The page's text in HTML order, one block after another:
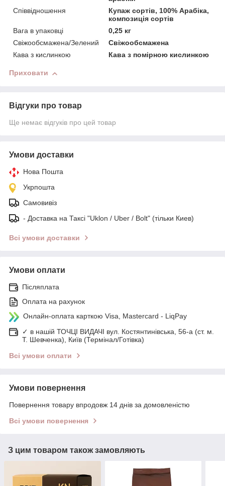
Співвідношення
Купаж сортів, 100% Арабіка,
композиція сортів
Вага в упаковці
0,25 кг
Свіжообсмажена/Зелений
Свіжообсмажена
Кава з кислинкою
Кава з помірною кислинкою
Приховати
Відгуки про товар
Ще немає відгуків про цей товар
Умови доставки
Нова Пошта
Укрпошта
Самовивіз
- Доставка на Таксі "Uklon / Uber / Bolt" (тільки Киев)
Всі умови доставки
Умови оплати
Післяплата
Оплата на рахунок
Онлайн-оплата карткою Visa, Mastercard - LiqPay
✓ в нашій ТОЧЦІ ВИДАЧІ вул. Костянтинівська, 56-а (ст. м.
Т. Шевченка), Київ (Термінал/Готівка)
Всі умови оплати
Умови повернення
Повернення товару впродовж 14 днів за домовленістю
Всі умови повернення
З цим товаром також замовляють